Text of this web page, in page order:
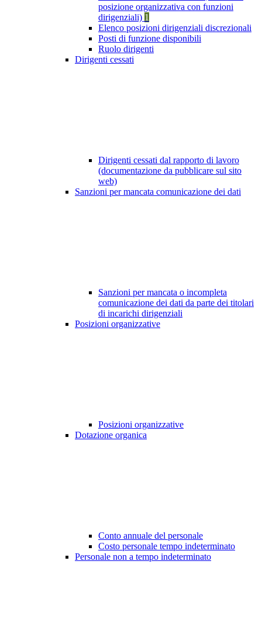
posizione organizzativa con funzioni
dirigenziali) 1
Elenco posizioni dirigenziali discrezionali
Posti di funzione disponibili
Ruolo dirigenti
Dirigenti cessati
Dirigenti cessati dal rapporto di lavoro
(documentazione da pubblicare sul sito
web)
Sanzioni per mancata comunicazione dei dati
Sanzioni per mancata o incompleta
comunicazione dei dati da parte dei titolari
di incarichi dirigenziali
Posizioni organizzative
Posizioni organizzative
Dotazione organica
Conto annuale del personale
Costo personale tempo indeterminato
Personale non a tempo indeterminato